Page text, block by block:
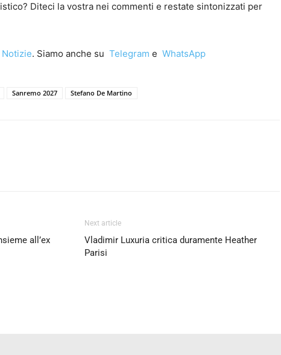
Diteci la vostra nei commenti e restate sintonizzati per
. Siamo anche su Telegram e WhatsApp
Sanremo 2027 Stefano De Martino
all’ex
Next article
Vladimir Luxuria critica duramente Heather
Parisi